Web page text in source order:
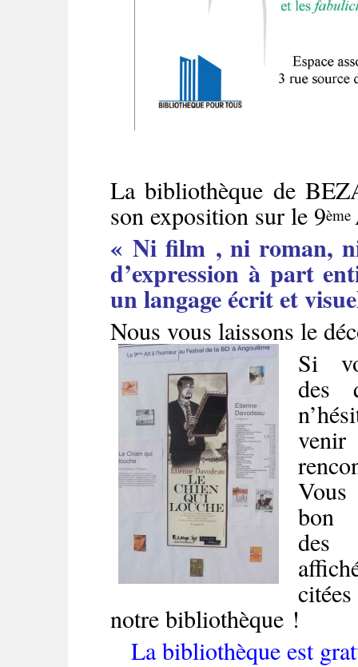
La bibliothèque de
son exposition sur le 9ème
« Ni film , ni roman,
d’expression à part
un langage écrit et
Nous vous laissons le
Si
des
Vous
bon
notre bibliothèque !
La bibliothèque est